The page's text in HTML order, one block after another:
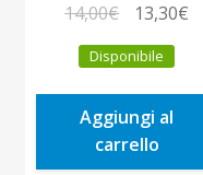
14,00€
prezzo
originale
era:
14,00€.
13,30€
è:
Disponibile
Aggiungi al
carrello